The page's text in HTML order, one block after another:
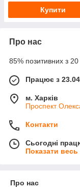
Купити
Про нас
85% позитивних з 20
Працює з
м. Харків
Проспект
Контакти
Сьогодні
Показати
Про нас